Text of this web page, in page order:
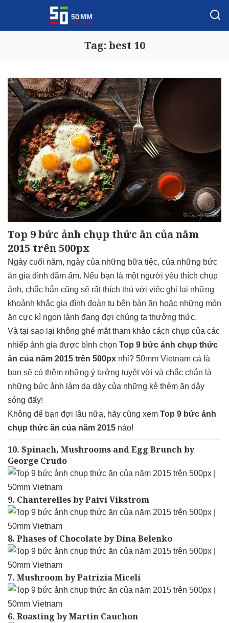
Tag: best 10
Top 9 bức ảnh chụp thức ăn của năm
2015 trên 500px
Ngày cuối năm, ngày của những bữa tiệc, của những bức
ăn gia đình đầm ấm. Nếu bạn là một người yêu thích chụp
ảnh, chắc hẳn cũng sẽ rất thích thú với việc ghi lại những
khoảnh khắc gia đình đoàn tụ bên bàn ăn hoặc những món
ăn cực kì ngon lành đang đợi chúng ta thưởng thức.
Và tại sao lại không ghé mắt tham khảo cách chụp của các
nhiếp ảnh gia được bình chọn Top 9 bức ảnh chụp thức
ăn của năm 2015 trên 500px nhỉ? 50mm Vietnam cá là
bạn sẽ có thêm những ý tưởng tuyệt vời và chắc chắn là
những bức ảnh làm dạ dày của những kẻ thèm ăn dậy
sóng đấy!
Không để bạn đợi lâu nữa, hãy cùng xem Top 9 bức ảnh
chụp thức ăn của năm 2015 nào!
10. Spinach, Mushrooms and Egg Brunch by
George Crudo
9. Chanterelles by Paivi Vikstrom
8. Phases of Chocolate by Dina Belenko
7. Mushroom by Patrizia Miceli
6. Roasting by Martin Cauchon